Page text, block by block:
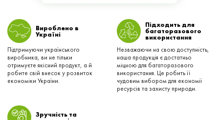
Вироблено в
Українi
Підтримуючи українського
виробника, ви не тільки
отримуєте якісний продукт, а й
робите свій внесок у розвиток
економіки України.
Підходить для
багаторазового
використання
Незважаючи на свою доступність,
наша продукція є достатньо
міцною для багаторазового
використання. Це робить її
чудовим вибором для економії
ресурсів та захисту природи.
Зручність та